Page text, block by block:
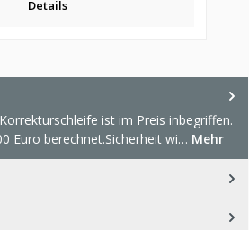
Details
ist im Preis inbegriffen.
Euro berechnet.Sicherheit wi… Mehr